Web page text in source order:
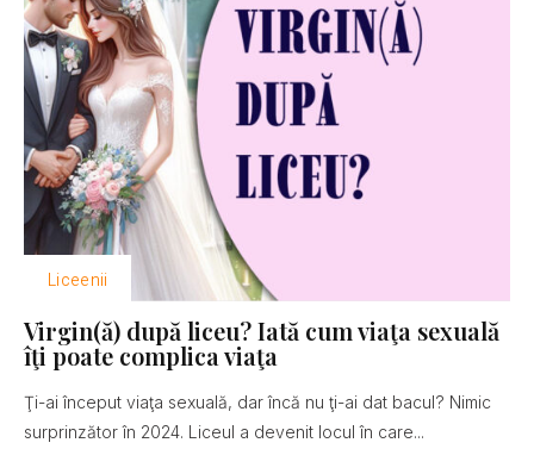
Liceenii
Virgin(ă) după liceu? Iată cum viaţa sexuală
îţi poate complica viaţa
Ţi-ai început viaţa sexuală, dar încă nu ţi-ai dat bacul? Nimic
surprinzător în 2024. Liceul a devenit locul în care...